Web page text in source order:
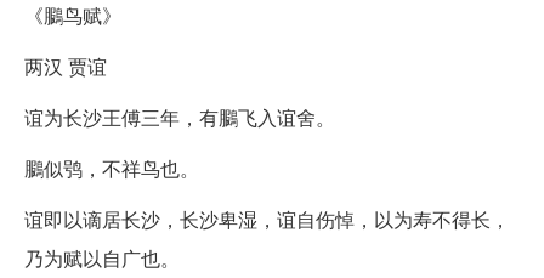
《鵩鸟赋》
两汉 贾谊
谊为长沙王傅三年，有鵩飞入谊舍。
鵩似鸮，不祥鸟也。
谊即以谪居长沙，长沙卑湿，谊自伤悼，以为寿不得长，
乃为赋以自广也。